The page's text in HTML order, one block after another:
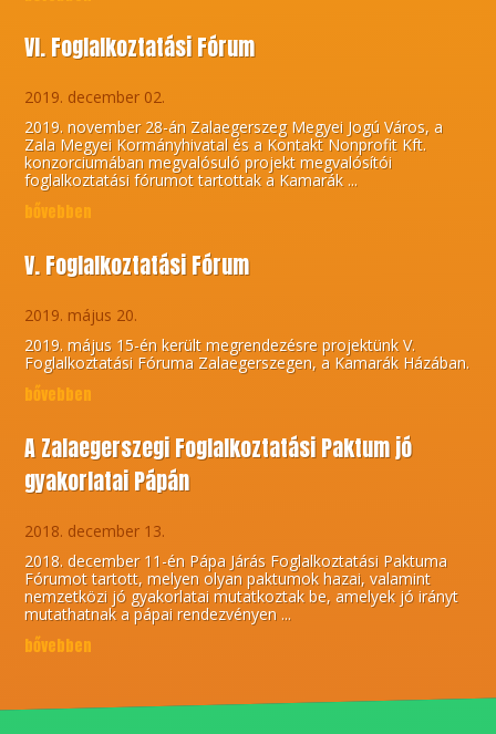
VI. Foglalkoztatási Fórum
2019. december 02.
2019. november 28-án Zalaegerszeg Megyei Jogú Város, a
Zala Megyei Kormányhivatal és a Kontakt Nonprofit Kft.
konzorciumában megvalósuló projekt megvalósítói
foglalkoztatási fórumot tartottak a Kamarák ...
bővebben
V. Foglalkoztatási Fórum
2019. május 20.
2019. május 15-én került megrendezésre projektünk V.
Foglalkoztatási Fóruma Zalaegerszegen, a Kamarák Házában.
bővebben
A Zalaegerszegi Foglalkoztatási Paktum jó
gyakorlatai Pápán
2018. december 13.
2018. december 11-én Pápa Járás Foglalkoztatási Paktuma
Fórumot tartott, melyen olyan paktumok hazai, valamint
nemzetközi jó gyakorlatai mutatkoztak be, amelyek jó irányt
mutathatnak a pápai rendezvényen ...
bővebben